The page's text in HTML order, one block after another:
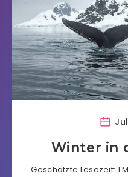
Winter in
Geschätzte Lesezeit: 1